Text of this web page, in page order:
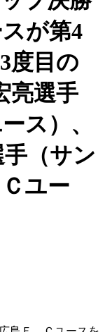
が第4
度目の
亮選手
ス）、
（サン
ユー